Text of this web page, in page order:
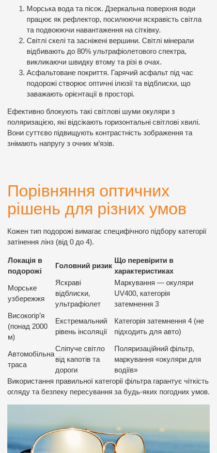
Морська вода та пісок. Дзеркальна поверхня води
працює як рефлектор, посилюючи яскравість світла
та подвоюючи навантаження на сітківку.
Світлі скелі та засніжені вершини. Світлі мінерали
відбивають до 80% ультрафіолетового спектра,
викликаючи швидку втому та різі в очах.
Асфальтоване покриття. Гарячий асфальт під час
подорожі створює оптичні ілюзії та відблиски, що
заважають орієнтації в просторі.
Ефективно блокують такі світлові шуми окуляри з
поляризацією, які відсікають горизонтальні світлові хвилі.
Вони суттєво підвищують контрастність зображення та
знімають напругу з очних м’язів.
Порівняння оптичних
рішень для різних умов
Кожен тип подорожі вимагає специфічного підбору категорії
затінення лінз (від 0 до 4).
Локація в
подорожі
Головний ризик
Що перевірити в
характеристиках
Морське
узбережжя
Яскраві
відблиски,
ультрафіолет
Маркування — окуляри
UV400, категорія
затемнення 3
Високогір’я
(понад 2000
м)
Екстремальний
рівень інсоляції
Категорія затемнення 4 (не
підходить для авто)
Автомобільна
траса
Сліпуче світло
від капотів та
дороги
Поляризаційний фільтр,
маркування «окуляри для
водіїв»
Використання правильної категорії фільтра гарантує чіткість
огляду та безпеку пересування за будь-яких погодних умов.